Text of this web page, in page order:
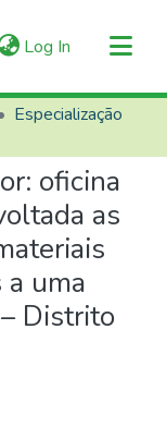
Log In (current)
Especialização
oficina
as
uma
Distrito